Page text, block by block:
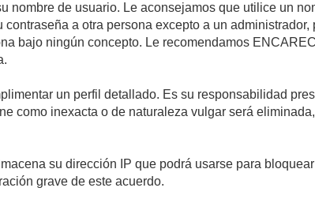
nombre de usuario. Le aconsejamos que utilice un
a otra persona excepto a un
bajo ningún concepto. Le recomendamos
un perfil detallado. Es su responsabilidad
como inexacta o de naturaleza vulgar será
su dirección IP que podrá usarse para
grave de este acuerdo.